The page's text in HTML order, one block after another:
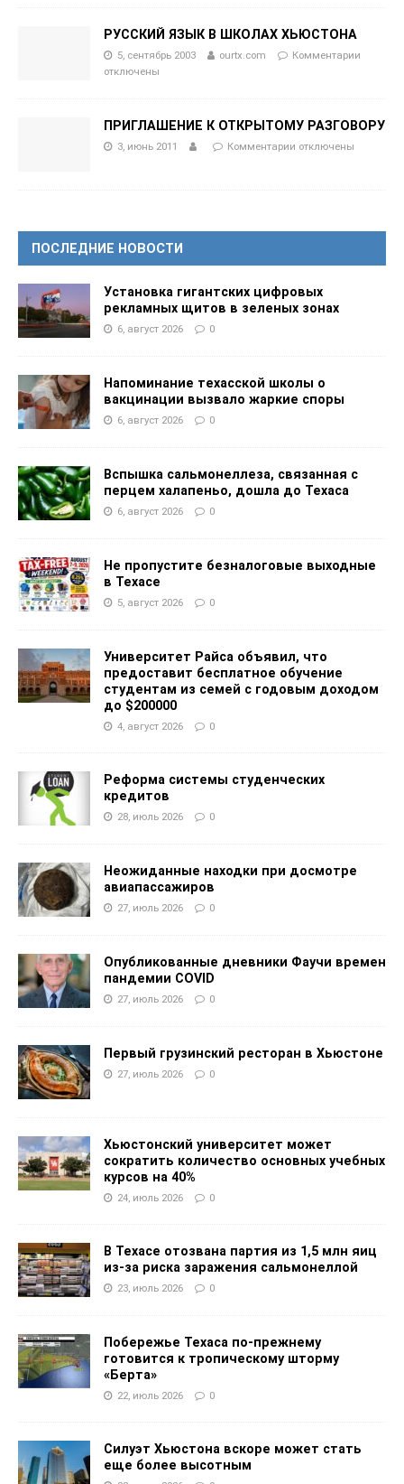
РУССКИЙ ЯЗЫК В ШКОЛАХ ХЬЮСТОНА
5, сентябрь 2003 ourtx.com
Комментарии
отключены
ПРИГЛАШЕНИЕ К ОТКРЫТОМУ РАЗГОВОРУ
3, июнь 2011 Комментарии отключены
ПОСЛЕДНИЕ НОВОСТИ
Установка гигантских цифровых
рекламных щитов в зеленых зонах
6, август 2026 0
Напоминание техасской школы о
вакцинации вызвало жаркие споры
6, август 2026 0
Вспышка сальмонеллеза, связанная с
перцем халапеньо, дошла до Техаса
6, август 2026 0
Не пропустите безналоговые выходные
в Техасе
5, август 2026 0
Университет Райса объявил, что
предоставит бесплатное обучение
студентам из семей с годовым доходом
до $200000
4, август 2026 0
Реформа системы студенческих
кредитов
28, июль 2026 0
Неожиданные находки при досмотре
авиапассажиров
27, июль 2026 0
Опубликованные дневники Фаучи времен
пандемии COVID
27, июль 2026 0
Первый грузинский ресторан в Хьюстоне
27, июль 2026 0
Хьюстонский университет может
сократить количество основных учебных
курсов на 40%
24, июль 2026 0
В Техасе отозвана партия из 1,5 млн яиц
из-за риска заражения сальмонеллой
23, июль 2026 0
Побережье Техаса по-прежнему
готовится к тропическому шторму
«Берта»
22, июль 2026 0
Силуэт Хьюстона вскоре может стать
еще более высотным